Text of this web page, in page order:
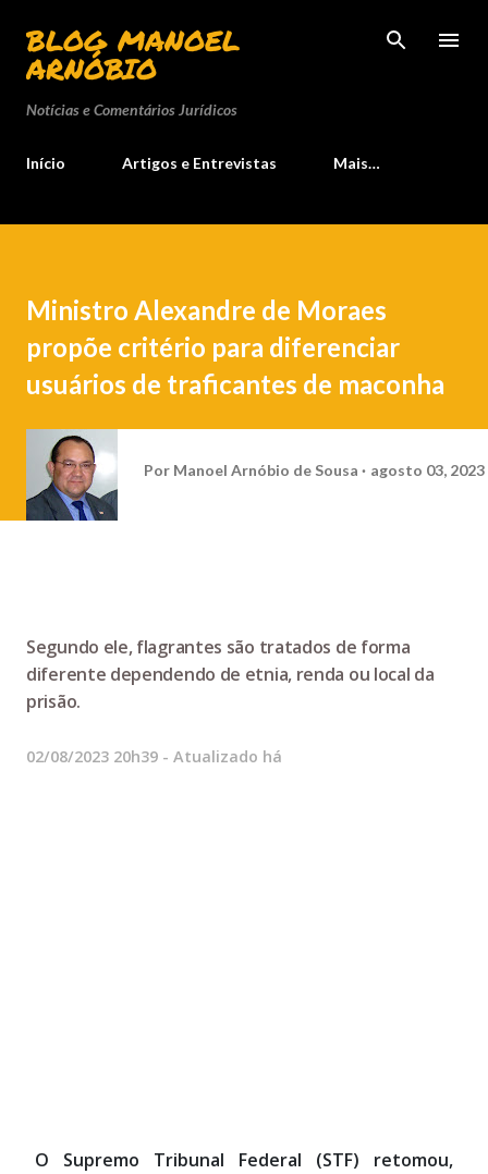
BLOG MANOEL
ARNÓBIO
Notícias e Comentários Jurídicos
Início Artigos e Entrevistas Mais…
Ministro Alexandre de Moraes
propõe critério para diferenciar
usuários de traficantes de maconha
Por Manoel Arnóbio de Sousa agosto 03, 2023
Segundo ele, flagrantes são tratados de forma
diferente dependendo de etnia, renda ou local da
prisão.
02/08/2023 20h39 - Atualizado há
O Supremo Tribunal Federal (STF) retomou,